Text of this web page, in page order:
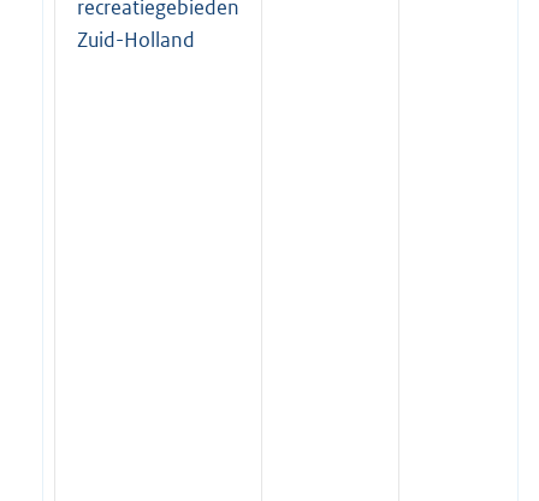
recreatiegebieden
Zuid-Holland